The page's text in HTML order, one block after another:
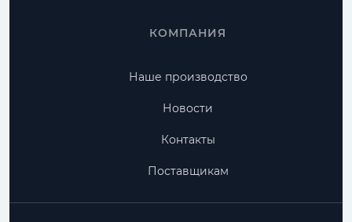
КОМПАНИЯ
Наше производство
Новости
Контакты
Поставщикам